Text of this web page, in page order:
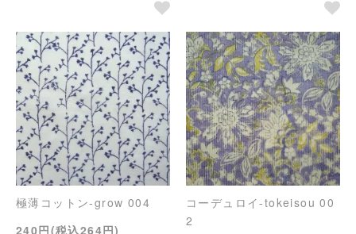
極薄コットン-grow 004
240円(税込264円)
コーデュロイ-tokeisou 00
2